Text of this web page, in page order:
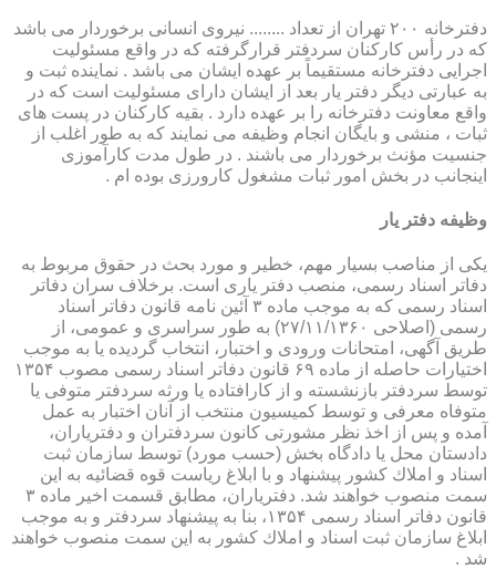
دفترخانه ۲۰۰ تهران از تعداد ........ نیروی انسانی برخوردار می باشد
که در رأس کارکنان سردفتر قرارگرفته که در واقع مسئولیت
اجرایی دفترخانه مستقیماً بر عهده ایشان می باشد . نماینده ثبت و
به عبارتی دیگر دفتر یار بعد از ایشان دارای مسئولیت است که در
واقع معاونت دفترخانه را بر عهده دارد . بقیه کارکنان در پست های
ثبات ، منشی و بایگان انجام وظیفه می نمایند که به طور اغلب از
جنسیت مؤنث برخوردار می باشند . در طول مدت کارآموزی
اینجانب در بخش امور ثبات مشغول کارورزی بوده ام .
وظیفه دفتر یار
یكی از مناصب بسیار مهم، خطیر و مورد بحث در حقوق مربوط به
دفاتر اسناد رسمی، منصب دفتر یاری است. برخلاف سران دفاتر
اسناد رسمی كه به موجب ماده ۳ آئین نامه قانون دفاتر اسناد
رسمی (اصلاحی ۲۷/۱۱/۱۳۶۰) به طور سراسری و عمومی، از
طریق آگهی، امتحانات ورودی و اختبار، انتخاب گردیده یا به موجب
اختیارات حاصله از ماده ۶۹ قانون دفاتر اسناد رسمی مصوب ۱۳۵۴
توسط سردفتر بازنشسته و از كارافتاده یا ورثه سردفتر متوفی یا
متوفاه معرفی و توسط كمیسیون منتخب از آنان اختبار به عمل
آمده و پس از اخذ نظر مشورتی كانون سردفتران و دفتریاران،
دادستان محل یا دادگاه بخش (حسب مورد) توسط سازمان ثبت
اسناد و املاك كشور پیشنهاد و با ابلاغ ریاست قوه قضائیه به این
سمت منصوب خواهند شد. دفتریاران، مطابق قسمت اخیر ماده ۳
قانون دفاتر اسناد رسمی ۱۳۵۴، بنا به پیشنهاد سردفتر و به موجب
ابلاغ سازمان ثبت اسناد و املاك كشور به این سمت منصوب خواهند
شد .